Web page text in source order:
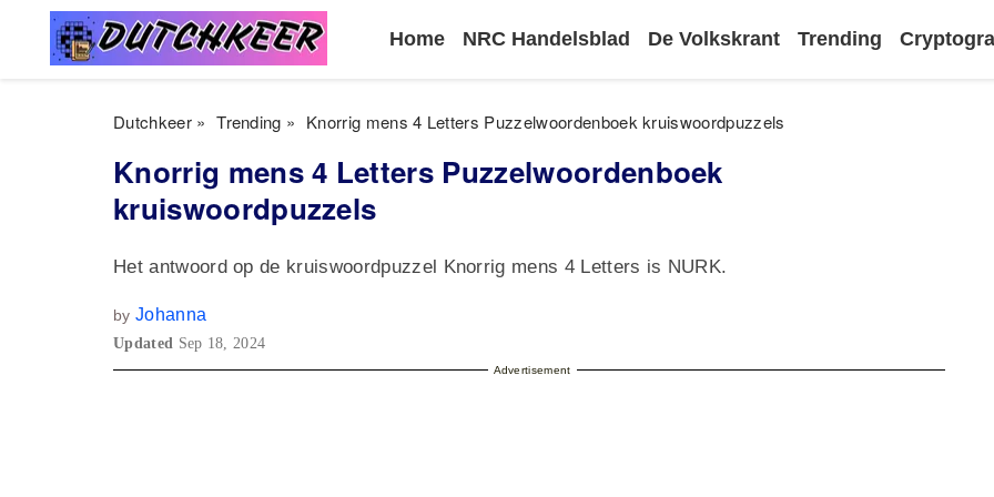
Home NRC Handelsblad De Volkskrant Trending
Dutchkeer» Trending » Knorrig mens 4 Letters Puzzelwoordenboek kruiswoordpuzzels
Knorrig mens 4 Letters Puzzelwoordenboek
kruiswoordpuzzels
Het antwoord op de kruiswoordpuzzel Knorrig mens 4 Letters is NURK.
by Johanna
Updated Sep 18, 2024
Advertisement